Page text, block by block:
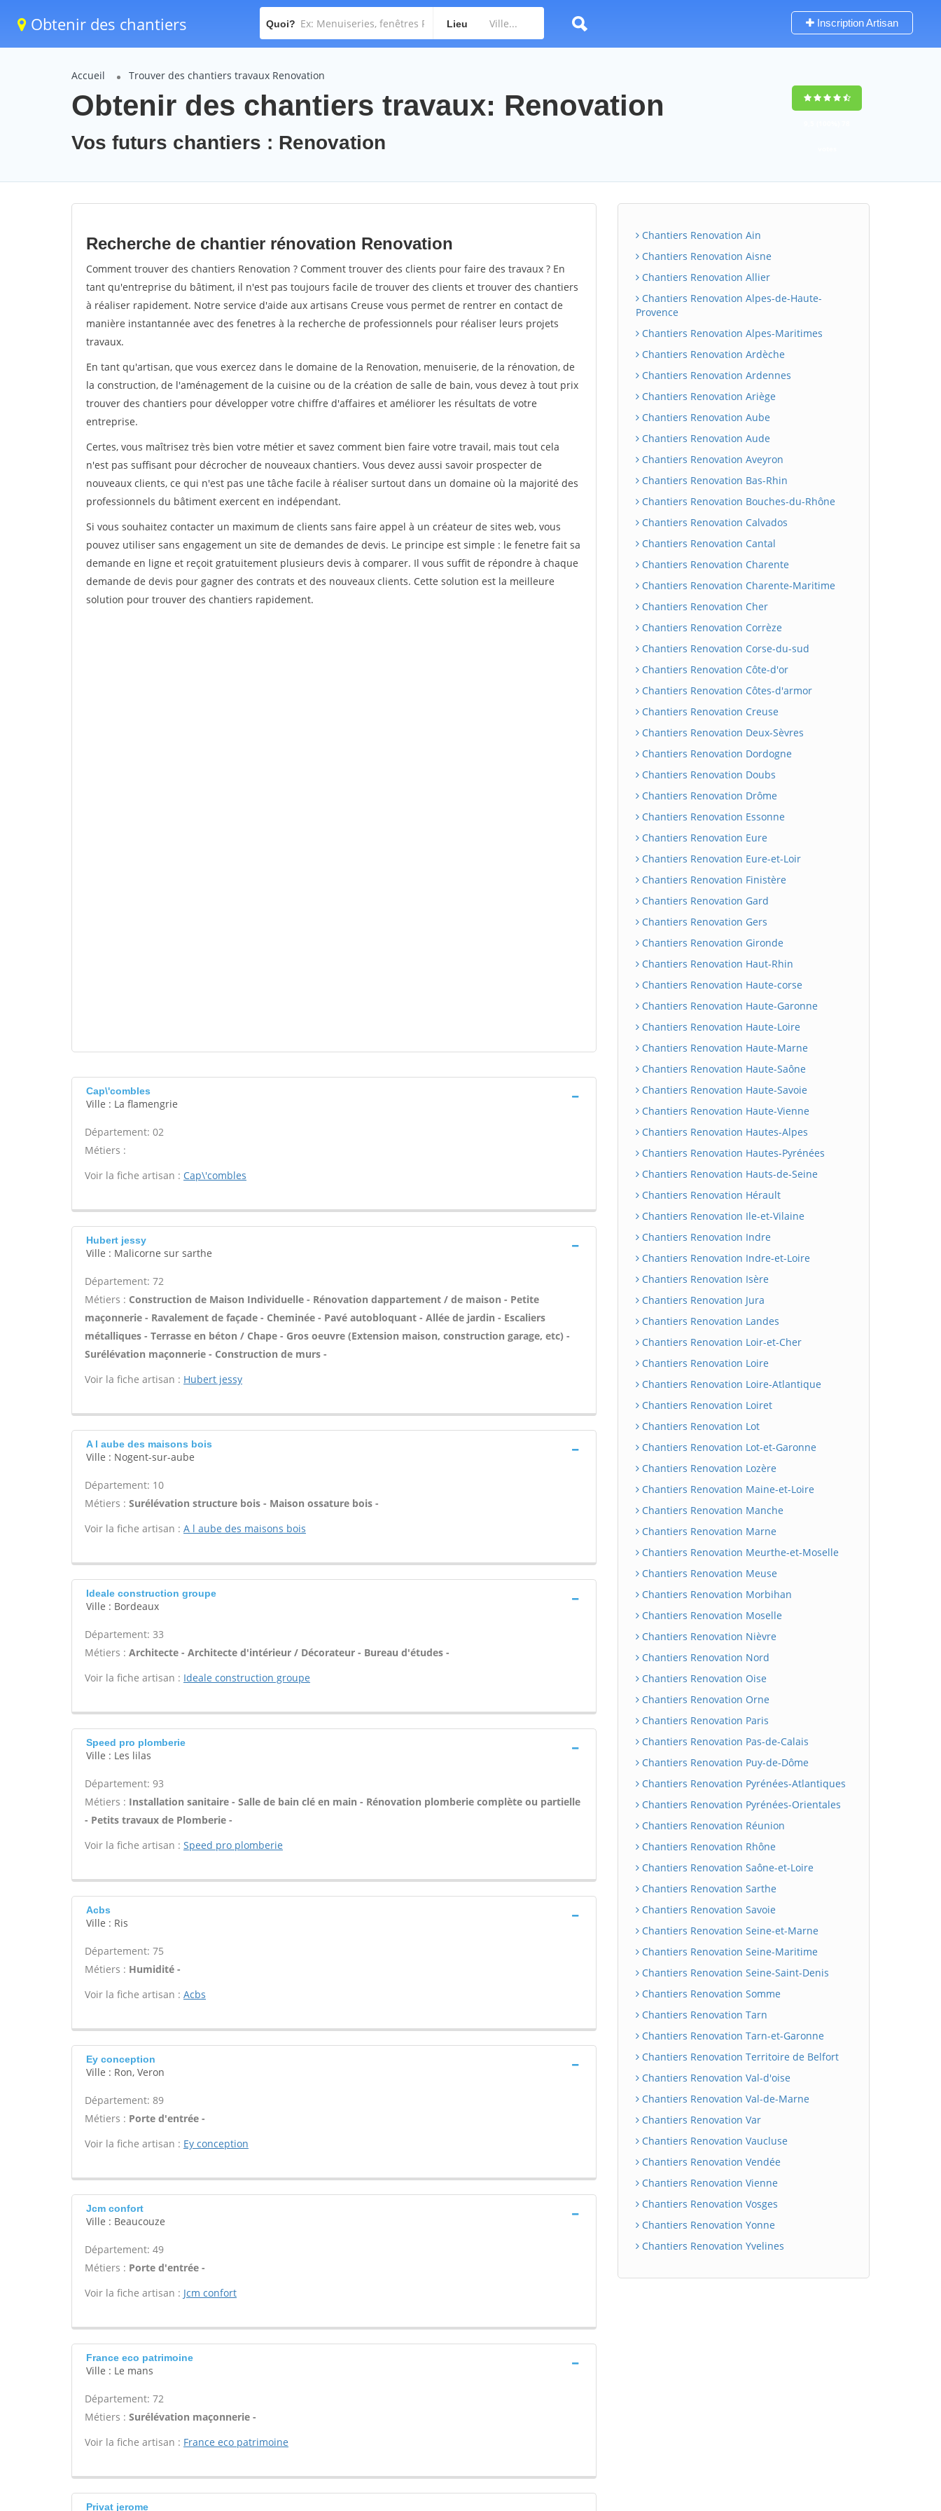
Obtenir des chantiers Quoi? Lieu Inscription Artisan
Accueil Trouver des chantiers travaux Renovation
Obtenir des chantiers travaux: Renovation
Vos futurs chantiers : Renovation
Recherche de chantier rénovation Renovation
Comment trouver des chantiers Renovation ? Comment trouver des clients pour faire des travaux ? En
tant qu'entreprise du bâtiment, il n'est pas toujours facile de trouver des clients et trouver des chantiers
à réaliser rapidement. Notre service d'aide aux artisans Creuse vous permet de rentrer en contact de
manière instantannée avec des fenetres à la recherche de professionnels pour réaliser leurs projets
travaux.
En tant qu'artisan, que vous exercez dans le domaine de la Renovation, menuiserie, de la rénovation, de
la construction, de l'aménagement de la cuisine ou de la création de salle de bain, vous devez à tout prix
trouver des chantiers pour développer votre chiffre d'affaires et améliorer les résultats de votre
entreprise.
Certes, vous maîtrisez très bien votre métier et savez comment bien faire votre travail, mais tout cela
n'est pas suffisant pour décrocher de nouveaux chantiers. Vous devez aussi savoir prospecter de
nouveaux clients, ce qui n'est pas une tâche facile à réaliser surtout dans un domaine où la majorité des
professionnels du bâtiment exercent en indépendant.
Si vous souhaitez contacter un maximum de clients sans faire appel à un créateur de sites web, vous
pouvez utiliser sans engagement un site de demandes de devis. Le principe est simple : le fenetre fait sa
demande en ligne et reçoit gratuitement plusieurs devis à comparer. Il vous suffit de répondre à chaque
demande de devis pour gagner des contrats et des nouveaux clients. Cette solution est la meilleure
solution pour trouver des chantiers rapidement.
Cap\'combles
Ville : La flamengrie
Département: 02
Métiers :
Voir la fiche artisan : Cap\'combles
Hubert jessy
Ville : Malicorne sur sarthe
Département: 72
Métiers : Construction de Maison Individuelle - Rénovation dappartement / de maison - Petite
maçonnerie - Ravalement de façade - Cheminée - Pavé autobloquant - Allée de jardin - Escaliers
métalliques - Terrasse en béton / Chape - Gros oeuvre (Extension maison, construction garage, etc) -
Surélévation maçonnerie - Construction de murs -
Voir la fiche artisan : Hubert jessy
A l aube des maisons bois
Ville : Nogent-sur-aube
Département: 10
Métiers : Surélévation structure bois - Maison ossature bois -
Voir la fiche artisan : A l aube des maisons bois
Ideale construction groupe
Ville : Bordeaux
Département: 33
Métiers : Architecte - Architecte d'intérieur / Décorateur - Bureau d'études -
Voir la fiche artisan : Ideale construction groupe
Speed pro plomberie
Ville : Les lilas
Département: 93
Métiers : Installation sanitaire - Salle de bain clé en main - Rénovation plomberie complète ou partielle
- Petits travaux de Plomberie -
Voir la fiche artisan : Speed pro plomberie
Acbs
Ville : Ris
Département: 75
Métiers : Humidité -
Voir la fiche artisan : Acbs
Ey conception
Ville : Ron, Veron
Département: 89
Métiers : Porte d'entrée -
Voir la fiche artisan : Ey conception
Jcm confort
Ville : Beaucouze
Département: 49
Métiers : Porte d'entrée -
Voir la fiche artisan : Jcm confort
France eco patrimoine
Ville : Le mans
Département: 72
Métiers : Surélévation maçonnerie -
Voir la fiche artisan : France eco patrimoine
Privat jerome
Chantiers Renovation Ain
Chantiers Renovation Aisne
Chantiers Renovation Allier
Chantiers Renovation Alpes-de-Haute-
Provence
Chantiers Renovation Alpes-Maritimes
Chantiers Renovation Ardèche
Chantiers Renovation Ardennes
Chantiers Renovation Ariège
Chantiers Renovation Aube
Chantiers Renovation Aude
Chantiers Renovation Aveyron
Chantiers Renovation Bas-Rhin
Chantiers Renovation Bouches-du-Rhône
Chantiers Renovation Calvados
Chantiers Renovation Cantal
Chantiers Renovation Charente
Chantiers Renovation Charente-Maritime
Chantiers Renovation Cher
Chantiers Renovation Corrèze
Chantiers Renovation Corse-du-sud
Chantiers Renovation Côte-d'or
Chantiers Renovation Côtes-d'armor
Chantiers Renovation Creuse
Chantiers Renovation Deux-Sèvres
Chantiers Renovation Dordogne
Chantiers Renovation Doubs
Chantiers Renovation Drôme
Chantiers Renovation Essonne
Chantiers Renovation Eure
Chantiers Renovation Eure-et-Loir
Chantiers Renovation Finistère
Chantiers Renovation Gard
Chantiers Renovation Gers
Chantiers Renovation Gironde
Chantiers Renovation Haut-Rhin
Chantiers Renovation Haute-corse
Chantiers Renovation Haute-Garonne
Chantiers Renovation Haute-Loire
Chantiers Renovation Haute-Marne
Chantiers Renovation Haute-Saône
Chantiers Renovation Haute-Savoie
Chantiers Renovation Haute-Vienne
Chantiers Renovation Hautes-Alpes
Chantiers Renovation Hautes-Pyrénées
Chantiers Renovation Hauts-de-Seine
Chantiers Renovation Hérault
Chantiers Renovation Ile-et-Vilaine
Chantiers Renovation Indre
Chantiers Renovation Indre-et-Loire
Chantiers Renovation Isère
Chantiers Renovation Jura
Chantiers Renovation Landes
Chantiers Renovation Loir-et-Cher
Chantiers Renovation Loire
Chantiers Renovation Loire-Atlantique
Chantiers Renovation Loiret
Chantiers Renovation Lot
Chantiers Renovation Lot-et-Garonne
Chantiers Renovation Lozère
Chantiers Renovation Maine-et-Loire
Chantiers Renovation Manche
Chantiers Renovation Marne
Chantiers Renovation Meurthe-et-Moselle
Chantiers Renovation Meuse
Chantiers Renovation Morbihan
Chantiers Renovation Moselle
Chantiers Renovation Nièvre
Chantiers Renovation Nord
Chantiers Renovation Oise
Chantiers Renovation Orne
Chantiers Renovation Paris
Chantiers Renovation Pas-de-Calais
Chantiers Renovation Puy-de-Dôme
Chantiers Renovation Pyrénées-Atlantiques
Chantiers Renovation Pyrénées-Orientales
Chantiers Renovation Réunion
Chantiers Renovation Rhône
Chantiers Renovation Saône-et-Loire
Chantiers Renovation Sarthe
Chantiers Renovation Savoie
Chantiers Renovation Seine-et-Marne
Chantiers Renovation Seine-Maritime
Chantiers Renovation Seine-Saint-Denis
Chantiers Renovation Somme
Chantiers Renovation Tarn
Chantiers Renovation Tarn-et-Garonne
Chantiers Renovation Territoire de Belfort
Chantiers Renovation Val-d'oise
Chantiers Renovation Val-de-Marne
Chantiers Renovation Var
Chantiers Renovation Vaucluse
Chantiers Renovation Vendée
Chantiers Renovation Vienne
Chantiers Renovation Vosges
Chantiers Renovation Yonne
Chantiers Renovation Yvelines